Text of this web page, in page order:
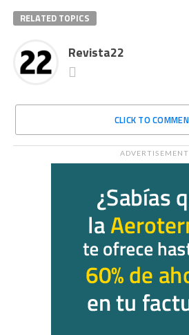
RELATED TOPICS
Revista22
CLICK TO
ADVERTISEMENT